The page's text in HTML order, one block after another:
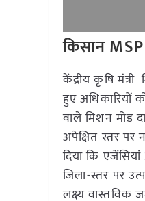
किसान
केंद्रीय कृषि
हुए अधिकारियों
वाले मिशन मोड
अपेक्षित स्तर पर
दिया कि
जिला-स्तर पर
लक्ष्य वास्तविक